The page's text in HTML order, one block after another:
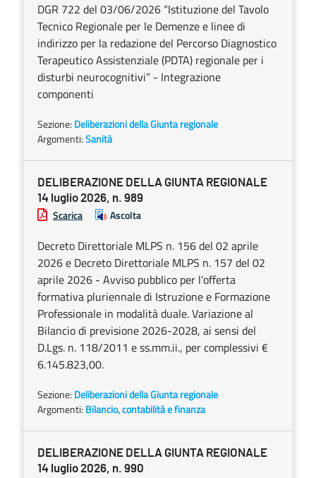
DGR 722 del 03/06/2026 “Istituzione del Tavolo
Tecnico Regionale per le Demenze e linee di
indirizzo per la redazione del Percorso Diagnostico
Terapeutico Assistenziale (PDTA) regionale per i
disturbi neurocognitivi” - Integrazione
componenti
Sezione: Deliberazioni della Giunta regionale
Argomenti:Sanità
DELIBERAZIONE DELLA GIUNTA REGIONALE
14 luglio 2026, n. 989
Scarica Ascolta
Decreto Direttoriale MLPS n. 156 del 02 aprile
2026 e Decreto Direttoriale MLPS n. 157 del 02
aprile 2026 - Avviso pubblico per l’offerta
formativa pluriennale di Istruzione e Formazione
Professionale in modalità duale. Variazione al
Bilancio di previsione 2026-2028, ai sensi del
D.Lgs. n. 118/2011 e ss.mm.ii., per complessivi €
6.145.823,00.
Sezione: Deliberazioni della Giunta regionale
Argomenti: Bilancio, contabilità e finanza
DELIBERAZIONE DELLA GIUNTA REGIONALE
14 luglio 2026, n. 990